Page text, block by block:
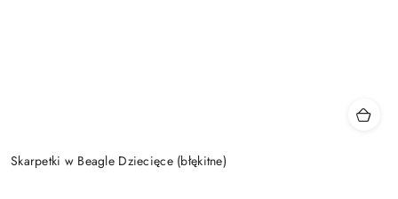
Skarpetki w Beagle Dziecięce (błękitne)